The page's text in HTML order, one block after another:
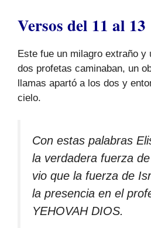
Versos del 11 al 13
Este fue un milagro extraño y
dos profetas caminaban, un
llamas apartó a los dos y
cielo.
Con estas palabras
la verdadera fuerza
vio que la fuerza de
la presencia en el
YEHOVAH DIOS.